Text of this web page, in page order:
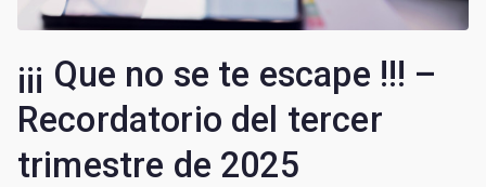
¡¡¡ Que no se te escape !!! –
Recordatorio del tercer
trimestre de 2025